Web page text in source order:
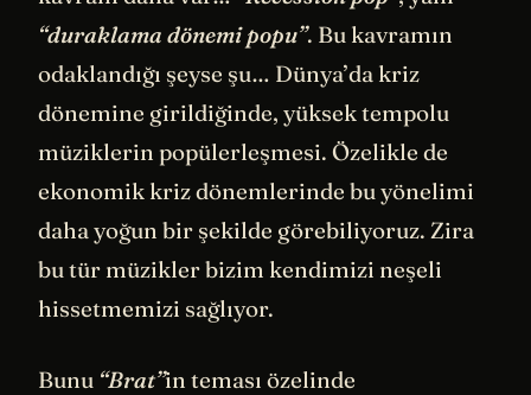
“duraklama dönemi popu”. Bu kavramın
odaklandığı şeyse şu… Dünya’da kriz
dönemine girildiğinde, yüksek tempolu
müziklerin popülerleşmesi. Özelikle de
ekonomik kriz dönemlerinde bu yönelimi
daha yoğun bir şekilde görebiliyoruz. Zira
bu tür müzikler bizim kendimizi neşeli
hissetmemizi sağlıyor.
Bunu “Brat”in teması özelinde